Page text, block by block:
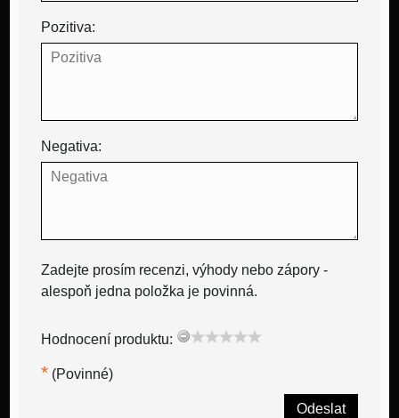
Pozitiva:
Negativa:
Zadejte prosím recenzi, výhody nebo zápory -
alespoň jedna položka je povinná.
Hodnocení produktu:
* (Povinné)
Odeslat